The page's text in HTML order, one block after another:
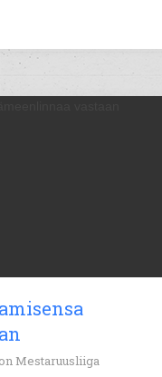
Mestaruusliiga